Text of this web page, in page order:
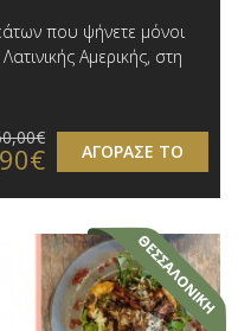
που ψήνετε μόνοι
Αμερικής, στη
ΑΓΟΡΑΣΕ ΤΟ